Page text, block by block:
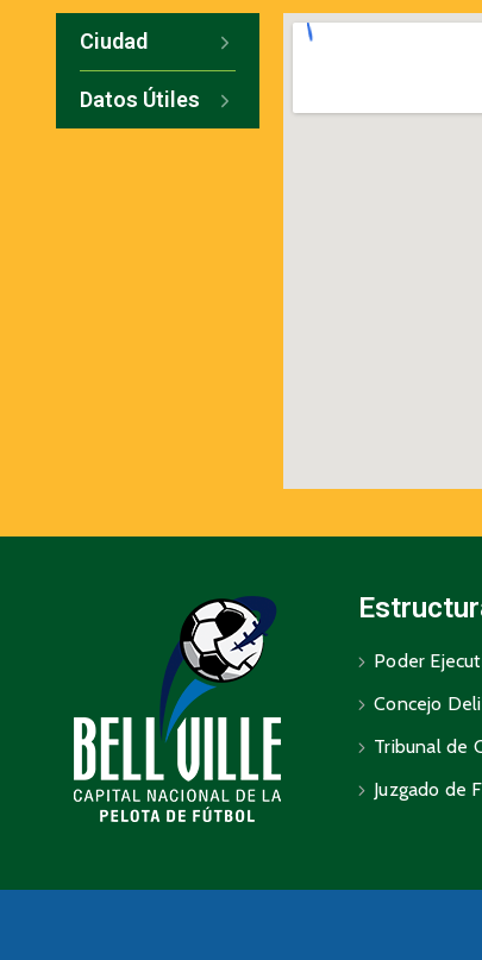
Ciudad
Datos Útiles
Poder
Concejo
Tribunal de
Juzgado de